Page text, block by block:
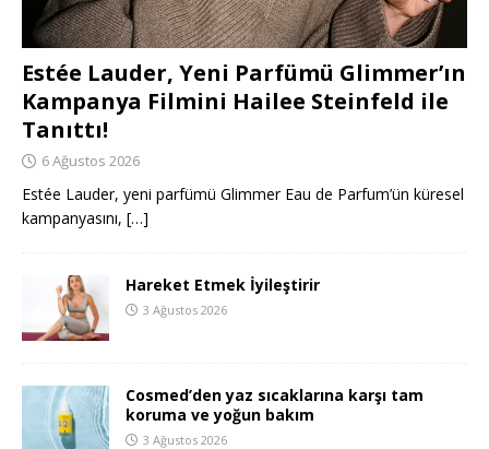
Estée Lauder, Yeni Parfümü Glimmer’ın
Kampanya Filmini Hailee Steinfeld ile
Tanıttı!
6 Ağustos 2026
Estée Lauder, yeni parfümü Glimmer Eau de Parfum’ün küresel
kampanyasını, […]
Hareket Etmek İyileştirir
3 Ağustos 2026
Cosmed’den yaz sıcaklarına karşı tam
koruma ve yoğun bakım
3 Ağustos 2026